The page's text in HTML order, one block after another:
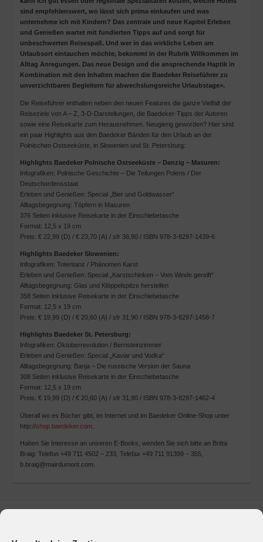
sind empfehlenswert, wo lässt sich prima einkaufen und was
unternehme ich mit Kindern? Das zentrale und neue Kapitel Erleben
und Genießen wartet mit fundierten Tipps auf und sorgt für
unbeschwerten Reisespaß. Und wer in das wirkliche Leben am
Urlaubsort eintauchen möchte, bekommt in der Rubrik Willkommen im
Alltag Anregungen. Das neue Design und die ansprechende Haptik in
Kombination mit den Inhalten machen die Baedeker Reiseführer zu
unverzichtbaren Begleitern für abwechslungsreiche Urlaubstage>.
Die Reiseführer enthalten neben den neuen Features die ganze Vielfalt der
Reiseziele von A – Z, 3-D-Darstellungen, die Baedeker-Tipps der Autoren
sowie eine Reisekarte zum Herausnehmen. Neugierig geworden? Hier sind
ein paar Highlights aus den Baedeker Bänden für den Urlaub an der
Polnischen Ostseeküste, in Slowenien und St. Petersburg:
Highlights Baedeker Polnische Ostseeküste – Danzig – Masuren:
Infografiken: Polnische Geschichte – Die Teilungen Polens / Der
Deutschordensstaat
Erleben und Genießen: Special „Bier und Goldwasser“
Alltagsbegegnung: Töpfern in Masuren
376 Seiten inklusive Reisekarte in der Einschiebetasche
Format: 12,5 x 19 cm
Preis: € 22,99 (D) / € 23,70 (A) / sfr 36,90 / ISBN 978-3-8297-1439-6
Highlights Baedeker Slowenien:
Infografiken: Totentanz / Phänomen Karst
Erleben und Genießen: Special „Karstschinken – Vom Winde gereift“
Alltagsbegegnung: Glas und Klöppelspitze herstellen
358 Seiten inklusive Reisekarte in der Einschiebetasche
Format: 12,5 x 19 cm
Preis: € 19,99 (D) / € 20,60 (A) / sfr 31,90 / ISBN 978-3-8297-1458-7
Highlights Baedeker St. Petersburg:
Infografiken: Oktoberrevolution / Bernsteinzimmer
Erleben und Genießen: Special „Kaviar und Vodka“
Alltagsbegegnung: Banja – Die russische Version der Sauna
308 Seiten inklusive Reisekarte in der Einschiebetasche
Format: 12,5 x 19 cm
Preis: € 19,99 (D) / € 20,60 (A) / sfr 31,90 / ISBN 978-3-8297-1462-4
Überall wo es Bücher gibt, im Internet und im Baedeker Online-Shop unter
http://shop.baedeker.com.
Haben Sie Interesse an unseren E-Books, wenden Sie sich bitte an Britta
Braig: Telefon +49 711 4502 – 233, Telefax +49 711 91399 – 355,
b.braig@mairdumont.com.